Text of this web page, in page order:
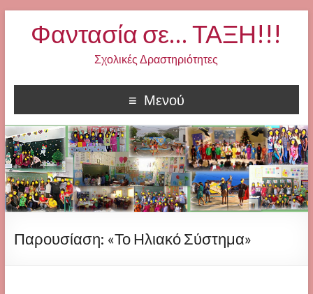
Φαντασία σε… ΤΑΞΗ!!!
Σχολικές Δραστηριότητες
Μενού
Παρουσίαση: «Το Ηλιακό Σύστημα»